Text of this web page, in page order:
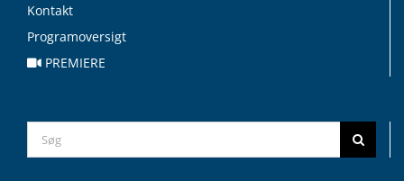
Kontakt
Programoversigt
PREMIERE
Search
for: